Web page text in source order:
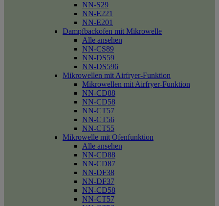
NN-S29
NN-E221
NN-E201
Dampfbackofen mit Mikrowelle
Alle ansehen
NN-CS89
NN-DS59
NN-DS596
Mikrowellen mit Airfryer-Funktion
Mikrowellen mit Airfryer-Funktion
NN-CD88
NN-CD58
NN-CT57
NN-CT56
NN-CT55
Mikrowelle mit Ofenfunktion
Alle ansehen
NN-CD88
NN-CD87
NN-DF38
NN-DF37
NN-CD58
NN-CT57